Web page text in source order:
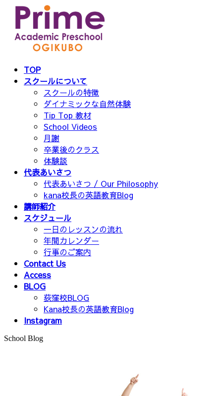
TOP
スクールについて
スクールの特徴
ダイナミックな自然体験
Tip Top 教材
School Videos
月謝
卒業後のクラス
体験談
代表あいさつ
代表あいさつ / Our Philosophy
kana校長の英語教育Blog
講師紹介
スケジュール
一日のレッスンの流れ
年間カレンダー
行事のご案内
Contact Us
Access
BLOG
荻窪校BLOG
Kana校長の英語教育Blog
Instagram
School Blog